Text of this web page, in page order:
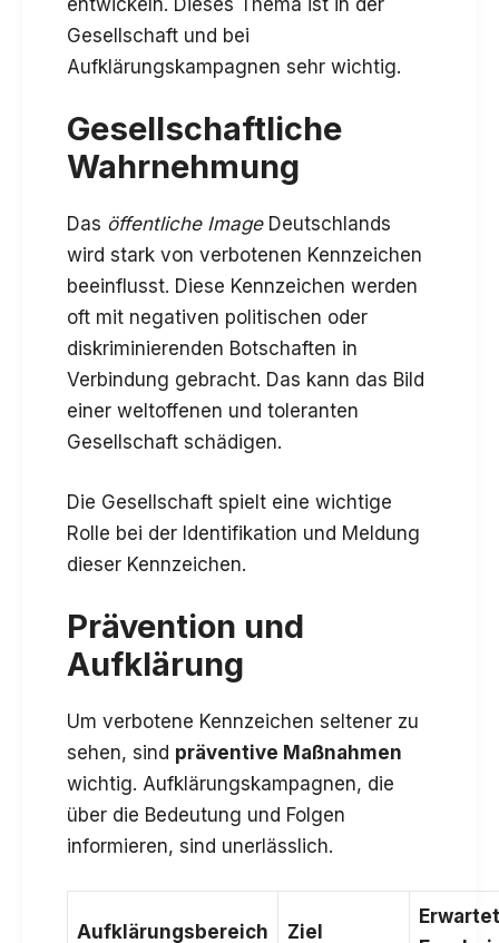
Gesellschaft und bei
Aufklärungskampagnen sehr wichtig.
Gesellschaftliche
Wahrnehmung
Das öffentliche ImageDeutschlands
wird stark von verbotenen Kennzeichen
beeinflusst. Diese Kennzeichen werden
oft mit negativen politischen oder
diskriminierenden Botschaften in
Verbindung gebracht. Das kann das Bild
einer weltoffenen und toleranten
Gesellschaft schädigen.
Die Gesellschaft spielt eine wichtige
Rolle bei der Identifikation und Meldung
dieser Kennzeichen.
Prävention und
Aufklärung
Um verbotene Kennzeichen seltener zu
sehen, sind präventive Maßnahmen
wichtig. Aufklärungskampagnen, die
über die Bedeutung und Folgen
informieren, sind unerlässlich.
Aufklärungsbereich Ziel